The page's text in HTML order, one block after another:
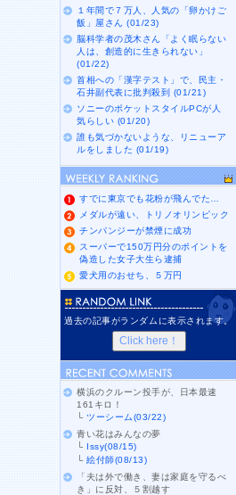
１年間で７万人、人気の「卵かけご
飯」屋さん (01/23)
脳科学者の茂木さん「よく眠らない
人は、創造的に生きられない」
(01/22)
首相への「漢字テスト」で、民主・
石井副代表に批判殺到 (01/21)
ソニーのポケットスタイルPCが人
気らしい (01/20)
誰も気づかないような、リニューア
ルをしました (01/19)
すでに東京でも花粉が飛んでた…
メダルが遠い、トリノオリンピック
チンパンジーが禁煙に成功
スーパーで150万円分のポイントを
偽造した女子大生ら逮捕
愛犬用のおせち、５万円
過去の記事がランダムに表示されます。
横浜のクルーン投手が、日本最速
161キロ！
└ツーシーム(03/22)
青い花はみんなの夢
└ Issy(08/15)
└絵付師(08/13)
「夫は外で働き、妻は家庭を守るべ
き」に反対、５割越す